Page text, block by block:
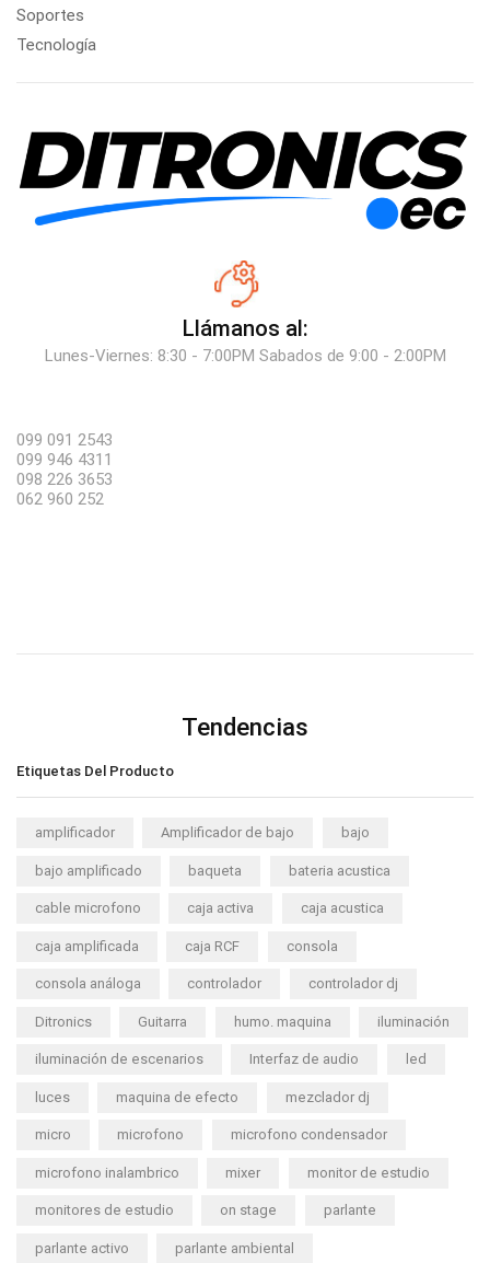
Soportes
Tecnología
Llámanos al:
Lunes-Viernes: 8:30 - 7:00PM Sabados de 9:00 - 2:00PM
099 091 2543
099 946 4311
098 226 3653
062 960 252
Tendencias
Etiquetas Del Producto
amplificador Amplificador de bajo bajo
bajo amplificado baqueta bateria acustica
cable microfono caja activa caja acustica
caja amplificada caja RCF consola
consola análoga controlador controlador dj
Ditronics Guitarra humo. maquina iluminación
iluminación de escenarios Interfaz de audio led
luces maquina de efecto mezclador dj
micro microfono microfono condensador
microfono inalambrico mixer monitor de estudio
monitores de estudio on stage parlante
parlante activo parlante ambiental